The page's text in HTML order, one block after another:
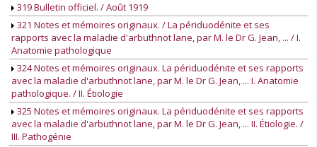
319 Bulletin officiel. / Août 1919
321 Notes et mémoires originaux. / La périduodénite et ses
rapports avec la maladie d'arbuthnot lane, par M. le Dr G. Jean, ... / I.
Anatomie pathologique
324 Notes et mémoires originaux. La périduodénite et ses rapports
avec la maladie d'arbuthnot lane, par M. le Dr G. Jean, ... I. Anatomie
pathologique. / II. Étiologie
325 Notes et mémoires originaux. La périduodénite et ses rapports
avec la maladie d'arbuthnot lane, par M. le Dr G. Jean, ... II. Étiologie. /
III. Pathogénie